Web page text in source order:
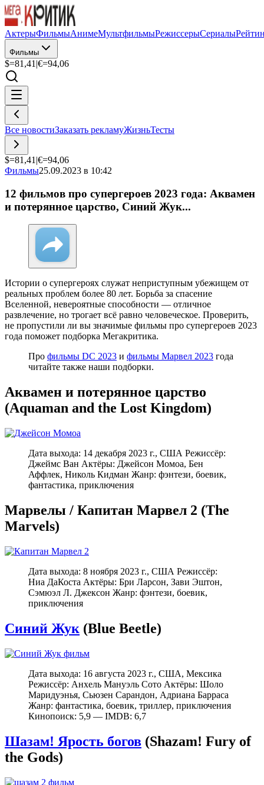
АктерыФильмыАнимеМультфильмыРежиссерыСериалы
Фильмы
$=81,41 |€=94,06
Все новостиЗаказать рекламуЖизньТесты
$=81,41 |€=94,06
Фильмы25.09.2023 в 10:42
12 фильмов про супергероев 2023 года: Аквамен
и потерянное царство, Синий Жук...
Истории о супергероях служат неприступным убежищем от
реальных проблем более 80 лет. Борьба за спасение
Вселенной, невероятные способности — отличное
развлечение, но трогает всё равно человеческое. Проверить,
не пропустили ли вы значимые фильмы про супергероев 2023
года поможет подборка Мегакритика.
Про фильмы DC 2023 и фильмы Марвел 2023 года
читайте также наши подборки.
Аквамен и потерянное царство
(Aquaman and the Lost Kingdom)
Дата выхода: 14 декабря 2023 г., США Режиссёр:
Джеймс Ван Актёры: Джейсон Момоа, Бен
Аффлек, Николь Кидман Жанр: фэнтези, боевик,
фантастика, приключения
Марвелы / Капитан Марвел 2 (The
Marvels)
Дата выхода: 8 ноября 2023 г., США Режиссёр:
Ниа ДаКоста Актёры: Бри Ларсон, Зави Эштон,
Сэмюэл Л. Джексон Жанр: фэнтези, боевик,
приключения
Синий Жук (Blue Beetle)
Дата выхода: 16 августа 2023 г., США, Мексика
Режиссёр: Анхель Мануэль Сото Актёры: Шоло
Маридуэнья, Сьюзен Сарандон, Адриана Барраса
Жанр: фантастика, боевик, триллер, приключения
Кинопоиск: 5,9 — IMDB: 6,7
Шазам! Ярость богов (Shazam! Fury of
the Gods)